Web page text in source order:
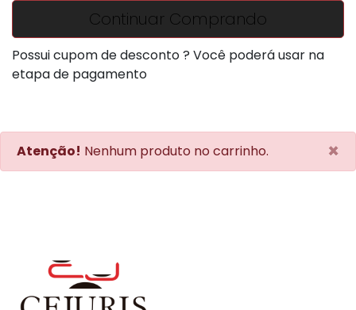
Continuar Comprando
Possui cupom de desconto ? Você poderá usar na
etapa de pagamento
×
Atenção! Nenhum produto no carrinho.